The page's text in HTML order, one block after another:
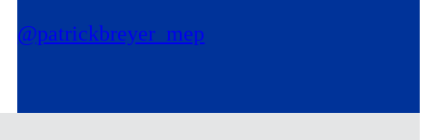
@patrickbreyer_mep